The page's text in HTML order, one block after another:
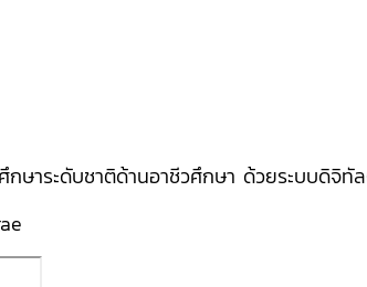
าระดับชาติด้านอาชีวศึกษา ด้วยระบบดิจิทั